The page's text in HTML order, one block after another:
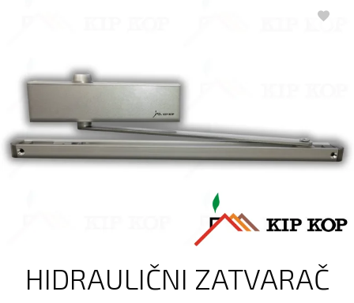
HIDRAULIČNI ZATVARAČ